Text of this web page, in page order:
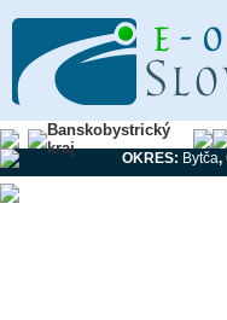
Banskobystrický
kraj
OKRES: Bytča,